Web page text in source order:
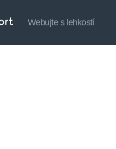
Webujte s lehkostí